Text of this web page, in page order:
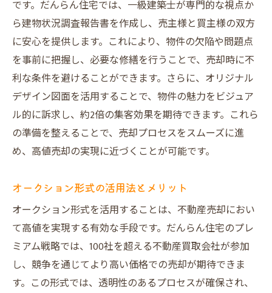
です。だんらん住宅では、一級建築士が専門的な視点か
ら建物状況調査報告書を作成し、売主様と買主様の双方
に安心を提供します。これにより、物件の欠陥や問題点
を事前に把握し、必要な修繕を行うことで、売却時に不
利な条件を避けることができます。さらに、オリジナル
デザイン図面を活用することで、物件の魅力をビジュア
ル的に訴求し、約2倍の集客効果を期待できます。これら
の準備を整えることで、売却プロセスをスムーズに進
め、高値売却の実現に近づくことが可能です。
オークション形式の活用法とメリット
オークション形式を活用することは、不動産売却におい
て高値を実現する有効な手段です。だんらん住宅のプレ
ミアム戦略では、100社を超える不動産買取会社が参加
し、競争を通じてより高い価格での売却が期待できま
す。この形式では、透明性のあるプロセスが確保され、